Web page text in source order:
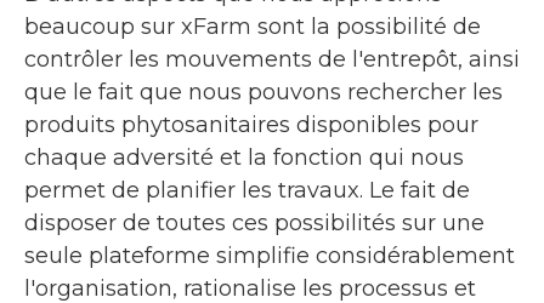
beaucoup sur xFarm sont la possibilité de
contrôler les mouvements de l'entrepôt, ainsi
que le fait que nous pouvons rechercher les
produits phytosanitaires disponibles pour
chaque adversité et la fonction qui nous
permet de planifier les travaux. Le fait de
disposer de toutes ces possibilités sur une
seule plateforme simplifie considérablement
l'organisation, rationalise les processus et